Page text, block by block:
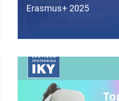
Erasmus+ 2025